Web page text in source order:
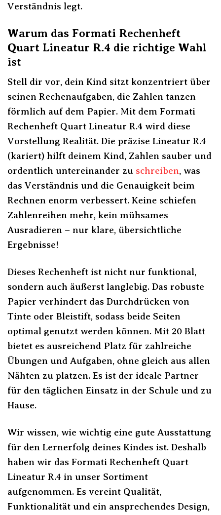
Verständnis legt.
Warum das Formati Rechenheft
Quart Lineatur R.4 die richtige Wahl
ist
Stell dir vor, dein Kind sitzt konzentriert über
seinen Rechenaufgaben, die Zahlen tanzen
förmlich auf dem Papier. Mit dem Formati
Rechenheft Quart Lineatur R.4 wird diese
Vorstellung Realität. Die präzise Lineatur R.4
(kariert) hilft deinem Kind, Zahlen sauber und
ordentlich untereinander zu schreiben, was
das Verständnis und die Genauigkeit beim
Rechnen enorm verbessert. Keine schiefen
Zahlenreihen mehr, kein mühsames
Ausradieren – nur klare, übersichtliche
Ergebnisse!
Dieses Rechenheft ist nicht nur funktional,
sondern auch äußerst langlebig. Das robuste
Papier verhindert das Durchdrücken von
Tinte oder Bleistift, sodass beide Seiten
optimal genutzt werden können. Mit 20 Blatt
bietet es ausreichend Platz für zahlreiche
Übungen und Aufgaben, ohne gleich aus allen
Nähten zu platzen. Es ist der ideale Partner
für den täglichen Einsatz in der Schule und zu
Hause.
Wir wissen, wie wichtig eine gute Ausstattung
für den Lernerfolg deines Kindes ist. Deshalb
haben wir das Formati Rechenheft Quart
Lineatur R.4 in unser Sortiment
aufgenommen. Es vereint Qualität,
Funktionalität und ein ansprechendes Design,